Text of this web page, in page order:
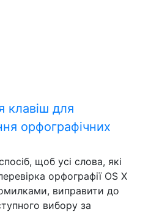
клавіш для
орфографічних
щоб усі слова, які
орфографії OS X
виправити до
вибору за